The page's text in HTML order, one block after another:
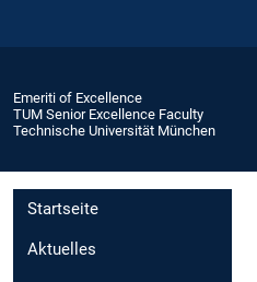
Emeriti of Excellence
TUM Senior Excellence Faculty
Technische Universität München
Startseite
Aktuelles